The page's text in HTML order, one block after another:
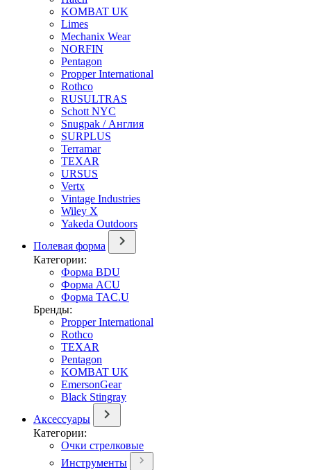
KOMBAT UK
Limes
Mechanix Wear
NORFIN
Pentagon
Propper International
Rothco
RUSULTRAS
Schott NYC
Snugpak / Англия
SURPLUS
Terramar
TEXAR
URSUS
Vertx
Vintage Industries
Wiley X
Yakeda Outdoors
Полевая форма
Категории:
Форма BDU
Форма ACU
Форма TAC.U
Бренды:
Propper International
Rothco
TEXAR
Pentagon
KOMBAT UK
EmersonGear
Black Stingray
Аксессуары
Категории:
Очки стрелковые
Инструменты